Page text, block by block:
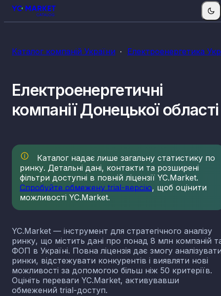
Каталог компаній України Електроенергетика
Електроенергетичні
компанії Донецької області
Каталог надає лише загальну статистику по
ринку. Детальні дані, контакти та розширені
фільтри доступні в повній ліцензії YC.Market.
Спробуйте обмежену trial-версію, щоб оцінити
можливості YC.Market.
YC.Market — інструмент для стратегічного аналізу
ринку, що містить дані про понад 8 млн компаній
ФОП в Україні. Повна ліцензія дає змогу
ринки, відстежувати конкурентів і виявляти нові
можливості за допомогою більш ніж 50 критеріїв.
Оцініть переваги YC.Market, активувавши
обмежений trial-доступ.
КВЕДи електроенергетики
35.13
Розподілення електроенергії
Торгівля електроенергією
35.30
Постачання пари, гарячої води та
кондиційованого повітря